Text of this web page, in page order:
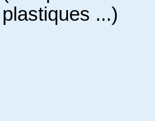
plastiques ...)